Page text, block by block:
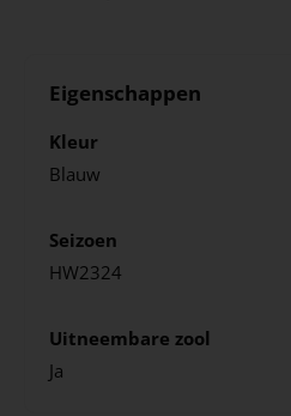
Eigenschappen
Kleur
Blauw
Seizoen
HW2324
Uitneembare zool
Ja